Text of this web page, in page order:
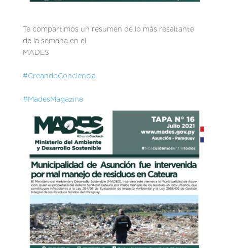
Te compartimos un resumen de lo más resaltante
de la semana en el
MADES
#CreandoConciencia
#MadesMagazine